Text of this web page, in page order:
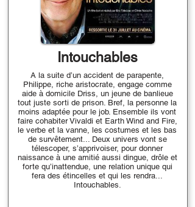
Intouchables
A la suite d’un accident de parapente,
Philippe, riche aristocrate, engage comme
aide à domicile Driss, un jeune de banlieue
tout juste sorti de prison. Bref, la personne la
moins adaptée pour le job. Ensemble ils vont
faire cohabiter Vivaldi et Earth Wind and Fire,
le verbe et la vanne, les costumes et les bas
de survêtement... Deux univers vont se
télescoper, s’apprivoiser, pour donner
naissance à une amitié aussi dingue, drôle et
forte qu’inattendue, une relation unique qui
fera des étincelles et qui les rendra...
Intouchables.